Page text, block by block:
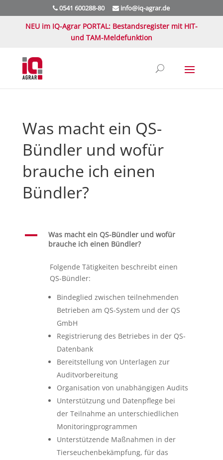
0541 600288-80 info@iq-agrar.de
NEU im IQ-Agrar PORTAL: Bestandsregister mit HIT-
und TAM-Meldefunktion
Was macht ein QS-
Bündler und wofür
brauche ich einen
Bündler?
A
Was macht ein QS-Bündler und wofür
brauche ich einen Bündler?
Folgende Tätigkeiten beschreibt einen
QS-Bündler:
Bindeglied zwischen teilnehmenden
Betrieben am QS-System und der QS
GmbH
Registrierung des Betriebes in der QS-
Datenbank
Bereitstellung von Unterlagen zur
Auditvorbereitung
Organisation von unabhängigen Audits
Unterstützung und Datenpflege bei
der Teilnahme an unterschiedlichen
Monitoringprogrammen
Unterstützende Maßnahmen in der
Tierseuchenbekämpfung, für das